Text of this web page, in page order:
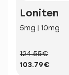
Loniten
5mg | 10mg
124.55€
103.79€